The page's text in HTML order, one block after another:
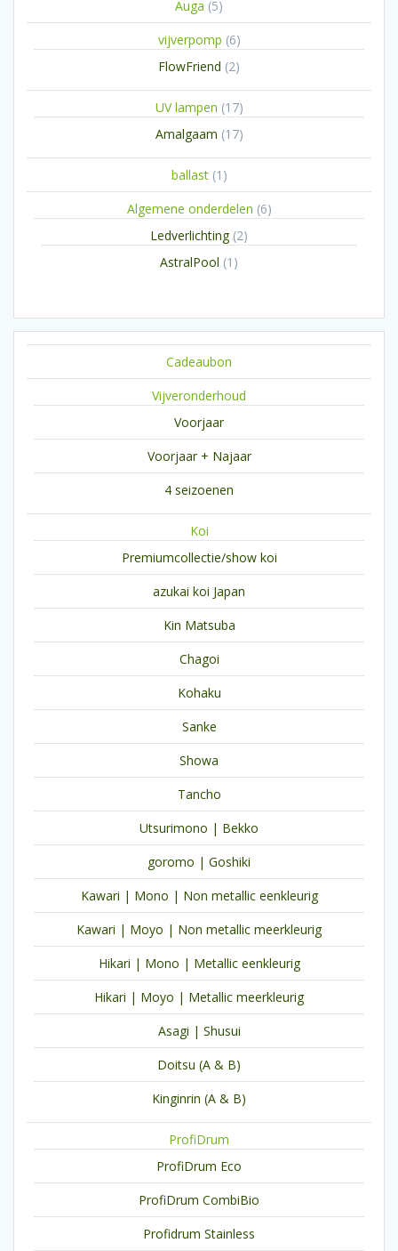
Auga 55
producten
vijverpomp 66
FlowFriend 22
UV lampen 1717
Amalgaam 1717
ballast 1 1
product
Algemene onderdelen 66
Ledverlichting 22
AstralPool 1 1
Cadeaubon
Vijveronderhoud
Voorjaar
Voorjaar + Najaar
4 seizoenen
Koi
Premiumcollectie/show koi
azukai koi Japan
Kin Matsuba
Chagoi
Kohaku
Sanke
Showa
Tancho
Utsurimono | Bekko
goromo | Goshiki
Kawari | Mono | Non metallic eenkleurig
Kawari | Moyo | Non metallic meerkleurig
Hikari | Mono | Metallic eenkleurig
Hikari | Moyo | Metallic meerkleurig
Asagi | Shusui
Doitsu (A & B)
Kinginrin (A & B)
ProfiDrum
ProfiDrum Eco
ProfiDrum CombiBio
Profidrum Stainless